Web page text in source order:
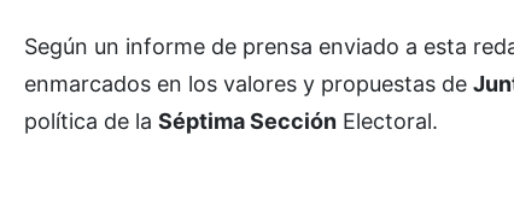
Según un informe de prensa enviado a esta
enmarcados en los valores y propuestas de
política de la Séptima Sección Electoral.